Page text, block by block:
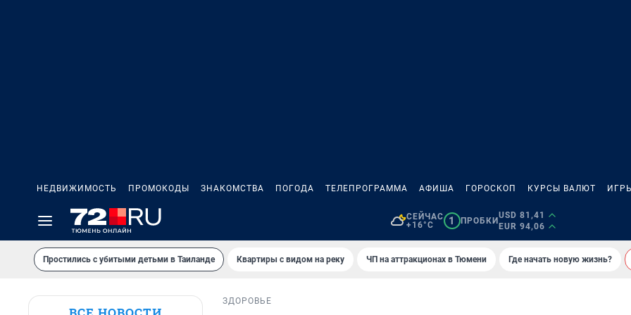
НЕДВИЖИМОСТЬ ПРОМОКОДЫ ЗНАКОМСТВА ПОГОДА ТЕЛЕПРОГРАММА АФИША ГОРОСКОП КУРСЫ ВАЛЮТ ИГРЫ
СЕЙЧАС
+16°C
1 ПРОБКИ
USD 81,41
EUR 94,06
Простились с убитыми детьми в Таиланде Квартиры с видом на реку ЧП на аттракционах в Тюмени Где начать новую жизнь?
ЗДОРОВЬЕ